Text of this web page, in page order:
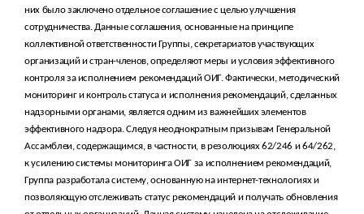
них было заключено отдельное соглашение с целью улучшения
сотрудничества. Данные соглашения, основанные на принципе
коллективной ответственности Группы, секретариатов участвующих
организаций и стран-членов, определяют меры и условия эффективного
контроля за исполнением рекомендаций ОИГ. Фактически, методический
мониторинг и контроль статуса и исполнения рекомендаций, сделанных
надзорными органами, является одним из важнейших элементов
эффективного надзора. Следуя неоднократным призывам Генеральной
Ассамблеи, содержащимся, в частности, в резолюциях 62/246 и 64/262,
к усилению системы мониторинга ОИГ за исполнением рекомендаций,
Группа разработала систему, основанную на интернет-технологиях и
позволяющую отслеживать статус рекомендаций и получать обновления